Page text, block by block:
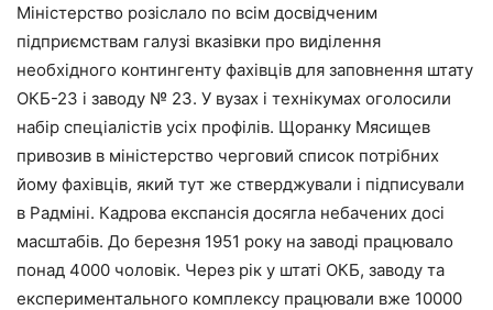
Міністерство розіслало по всім досвідченим
підприємствам галузі вказівки про виділення
необхідного контингенту фахівців для заповнення штату
ОКБ-23 і заводу № 23. У вузах і технікумах оголосили
набір спеціалістів усіх профілів. Щоранку Мясищев
привозив в міністерство черговий список потрібних
йому фахівців, який тут же стверджували і підписували
в Радміні. Кадрова експансія досягла небачених досі
масштабів. До березня 1951 року на заводі працювало
понад 4000 чоловік. Через рік у штаті ОКБ, заводу та
експериментального комплексу працювали вже 10000